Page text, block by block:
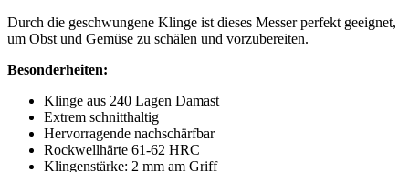
Durch die geschwungene Klinge ist dieses Messer perfekt geeignet,
um Obst und Gemüse zu schälen und vorzubereiten.
Besonderheiten:
Klinge aus 240 Lagen Damast
Extrem schnitthaltig
Hervorragende nachschärfbar
Rockwellhärte 61-62 HRC
Klingenstärke: 2 mm am Griff